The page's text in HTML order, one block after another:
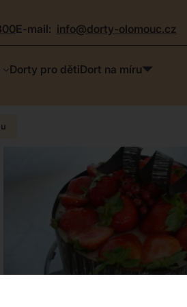
e-mail: info@dorty-olomouc.cz
Dorty pro dětiDort na míru